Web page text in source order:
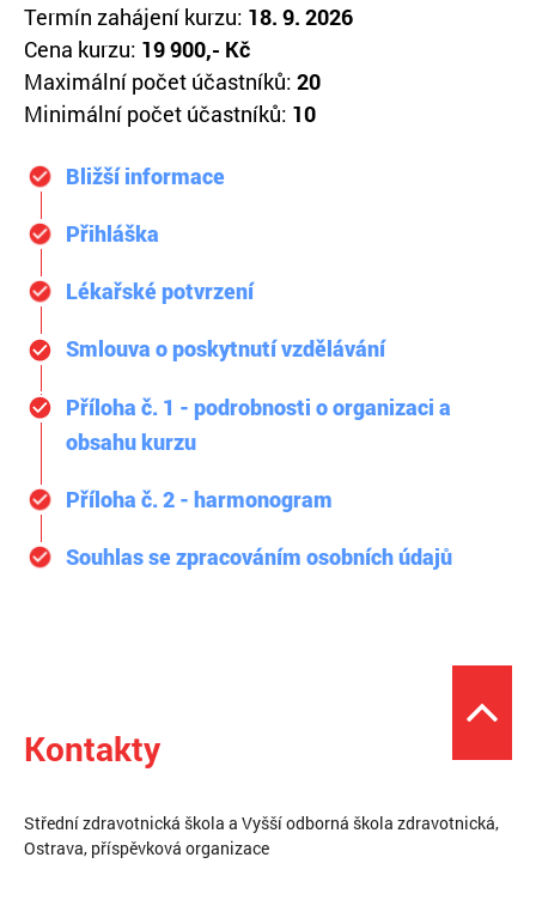
Termín zahájení kurzu: 18. 9. 2026
Cena kurzu: 19 900,- Kč
Maximální počet účastníků: 20
Minimální počet účastníků: 10
Bližší informace
Přihláška
Lékařské potvrzení
Smlouva o poskytnutí vzdělávání
Příloha č. 1 - podrobnosti o organizaci a
obsahu kurzu
Příloha č. 2 - harmonogram
Souhlas se zpracováním osobních údajů
Kontakty
Střední zdravotnická škola a Vyšší odborná škola zdravotnická,
Ostrava, příspěvková organizace